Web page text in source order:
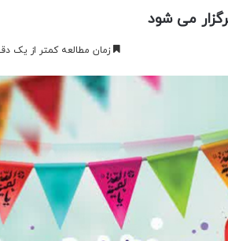
می شود
زمان مطالعه کمتر از یک